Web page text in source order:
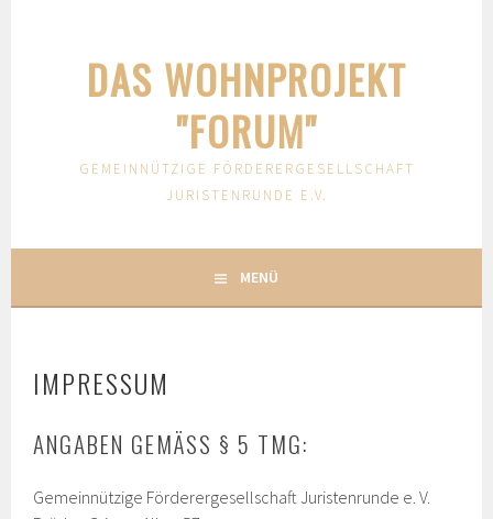
DAS WOHNPROJEKT
"FORUM"
GEMEINNÜTZIGE FÖRDERERGESELLSCHAFT
JURISTENRUNDE E.V.
MENÜ
IMPRESSUM
ANGABEN GEMÄSS § 5 TMG:
Gemeinnützige Förderergesellschaft Juristenrunde e. V.